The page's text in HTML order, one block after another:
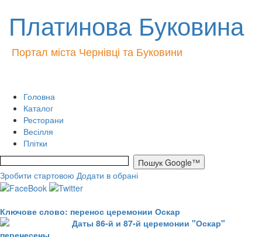
Платинова Буковина
Портал міста Чернівці та Буковини
Головна
Каталог
Ресторани
Весілля
Плітки
Зробити стартовою Додати в обрані
Ключове слово: перенос церемонии Оскар
Даты 86-й и 87-й церемонии "Оскар"